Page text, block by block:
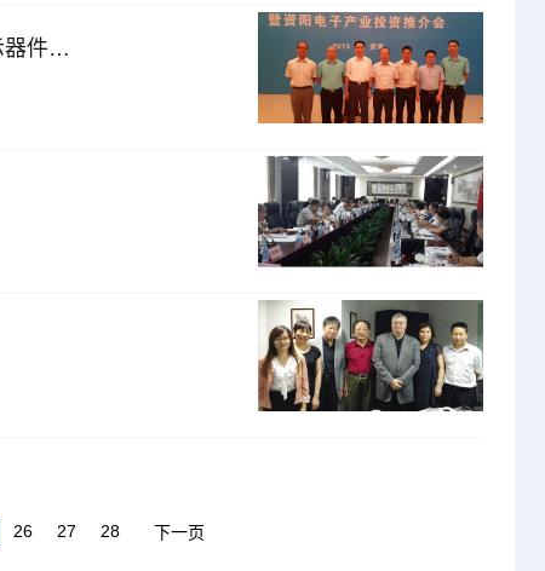
CPCA参加厦门弘信资阳电子产业基地项目开工仪式和智能终端显示器件产业推进会
26 27 28 下一页